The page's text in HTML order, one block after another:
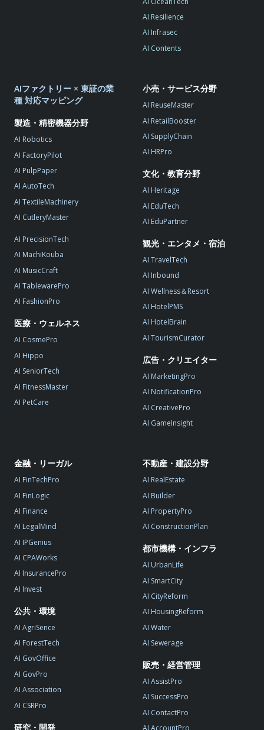
AI Resilience
AI Infrasec
AI Contents
AIファクトリー × 東証の業
種 対応マッピング
製造・精密機器分野
AI Robotics
AI FactoryPilot
AI PulpPaper
AI AutoTech
AI TextileMachinery
AI CutleryMaster
AI PrecisionTech
AI MachiKouba
AI MusicCraft
AI TablewarePro
AI FashionPro
医療・ウェルネス
AI CosmePro
AI Hippo
AI SeniorTech
AI FitnessMaster
AI PetCare
小売・サービス分野
AI ReuseMaster
AI RetailBooster
AI SupplyChain
AI HRPro
文化・教育分野
AI Heritage
AI EduTech
AI EduPartner
観光・エンタメ・宿泊
AI TravelTech
AI Inbound
AI Wellness＆Resort
AI HotelPMS
AI HotelBrain
AI TourismCurator
広告・クリエイター
AI MarketingPro
AI NotificationPro
AI CreativePro
AI GameInsight
金融・リーガル
AI FinTechPro
AI FinLogic
AI Finance
AI LegalMind
AI IPGenius
AI CPAWorks
AI InsurancePro
AI Invest
公共・環境
AI AgriSence
AI ForestTech
AI GovOffice
AI GovPro
AI Association
AI CSRPro
研究・開発
不動産・建設分野
AI RealEstate
AI Builder
AI PropertyPro
AI ConstructionPlan
都市機構・インフラ
AI UrbanLife
AI SmartCity
AI CityReform
AI HousingReform
AI Water
AI Sewerage
販売・経営管理
AI AssistPro
AI SuccessPro
AI ContactPro